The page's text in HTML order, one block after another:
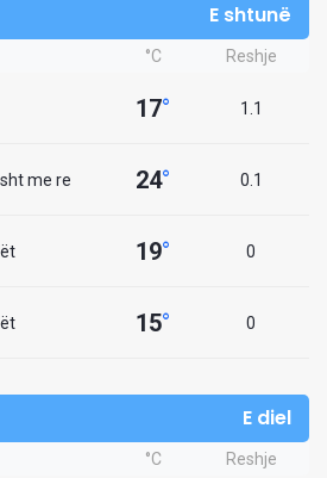
E shtunë
°C Reshje
17° 1.1
me re 24° 0.1
19° 0
15° 0
E diel
°C Reshje